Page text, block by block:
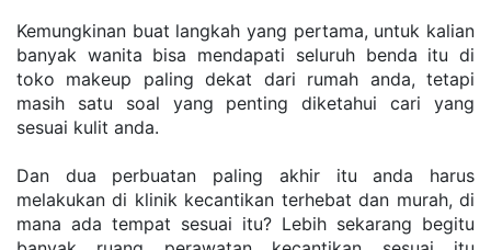
Kemungkinan buat langkah yang pertama, untuk kalian
banyak wanita bisa mendapati seluruh benda itu di
toko makeup paling dekat dari rumah anda, tetapi
masih satu soal yang penting diketahui cari yang
sesuai kulit anda.
Dan dua perbuatan paling akhir itu anda harus
melakukan di klinik kecantikan terhebat dan murah, di
mana ada tempat sesuai itu? Lebih sekarang begitu